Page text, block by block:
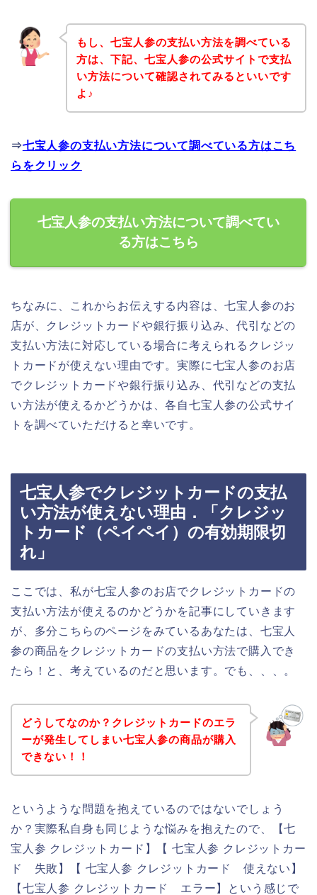
もし、七宝人参の支払い方法を調べている
方は、下記、七宝人参の公式サイトで支払
い方法について確認されてみるといいです
よ♪
⇒七宝人参の支払い方法について調べている方はこち
らをクリック
七宝人参の支払い方法について調べてい
る方はこちら
ちなみに、これからお伝えする内容は、七宝人参のお
店が、クレジットカードや銀行振り込み、代引などの
支払い方法に対応している場合に考えられるクレジッ
トカードが使えない理由です。実際に七宝人参のお店
でクレジットカードや銀行振り込み、代引などの支払
い方法が使えるかどうかは、各自七宝人参の公式サイ
トを調べていただけると幸いです。
七宝人参でクレジットカードの支払
い方法が使えない理由．「クレジッ
トカード（ペイペイ）の有効期限切
れ」
ここでは、私が七宝人参のお店でクレジットカードの
支払い方法が使えるのかどうかを記事にしていきます
が、多分こちらのページをみているあなたは、七宝人
参の商品をクレジットカードの支払い方法で購入でき
たら！と、考えているのだと思います。でも、、、。
どうしてなのか？クレジットカードのエラ
ーが発生してしまい七宝人参の商品が購入
できない！！
というような問題を抱えているのではないでしょう
か？実際私自身も同じような悩みを抱えたので、【七
宝人参 クレジットカード】【 七宝人参 クレジットカー
ド 失敗】【 七宝人参 クレジットカード 使えない】
【七宝人参 クレジットカード エラー】という感じで